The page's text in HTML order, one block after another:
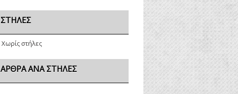
ΣΤΉΛΕΣ
Χωρίς στήλες
ΆΡΘΡΑ ΑΝΆ ΣΤΉΛΕΣ